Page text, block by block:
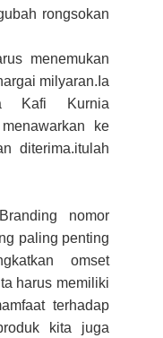
rongsokan
menemukan
milyaran.Ia
Kafi Kurnia
ke
diterima.itulah
nomor
paling penting
omset
harus memiliki
terhadap
kita juga